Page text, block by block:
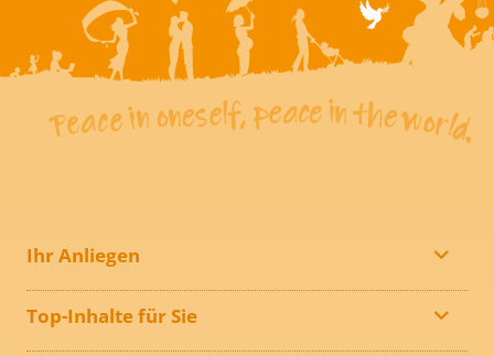
Ihr Anliegen
Top-Inhalte für Sie